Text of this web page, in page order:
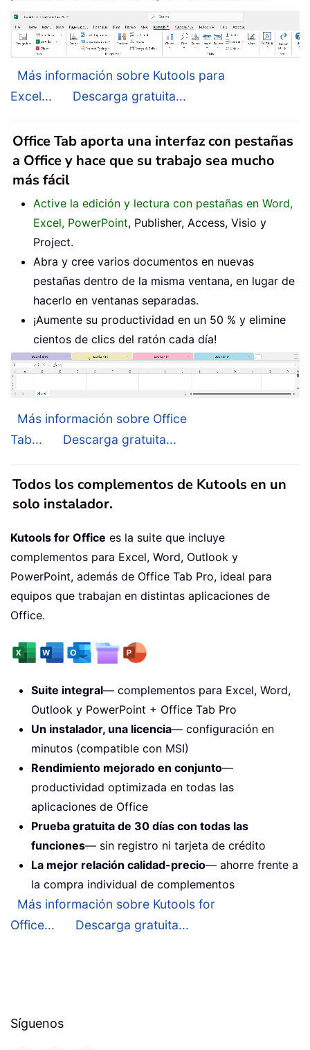
Más información sobre Kutools para
Excel...
Descarga gratuita...
Office Tab aporta una interfaz con pestañas
a Office y hace que su trabajo sea mucho
más fácil
Active la edición y lectura con pestañas en Word,
Excel, PowerPoint, Publisher, Access, Visio y
Project.
Abra y cree varios documentos en nuevas
pestañas dentro de la misma ventana, en lugar de
hacerlo en ventanas separadas.
¡Aumente su productividad en un 50 % y elimine
cientos de clics del ratón cada día!
Más información sobre Office
Tab...
Descarga gratuita...
Todos los complementos de Kutools en un
solo instalador.
Kutools for Office es la suite que incluye
complementos para Excel, Word, Outlook y
PowerPoint, además de Office Tab Pro, ideal para
equipos que trabajan en distintas aplicaciones de
Office.
Suite integral— complementos para Excel, Word,
Outlook y PowerPoint + Office Tab Pro
Un instalador, una licencia— configuración en
minutos (compatible con MSI)
Rendimiento mejorado en conjunto—
productividad optimizada en todas las
aplicaciones de Office
Prueba gratuita de 30 días con todas las
funciones— sin registro ni tarjeta de crédito
La mejor relación calidad-precio— ahorre frente a
la compra individual de complementos
Más información sobre Kutools for
Office...
Descarga gratuita...
Síguenos